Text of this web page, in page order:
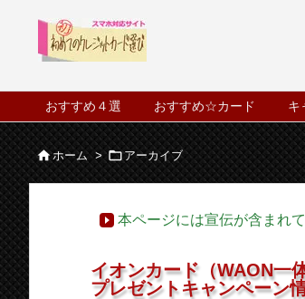
おすすめ４選 おすすめ☆カード キ
ホーム > アーカイブ
本ページには宣伝が含まれ
イオンカード（WAON一
プレゼントキャンペーン